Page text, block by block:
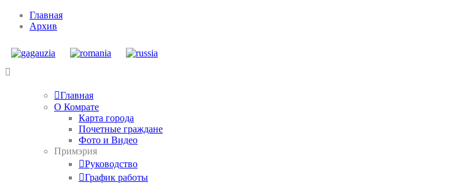
Главная
Архив
Главная
О Комрате
Карта города
Почетные граждане
Фото и Видео
Примэрия
Руководство
График работы